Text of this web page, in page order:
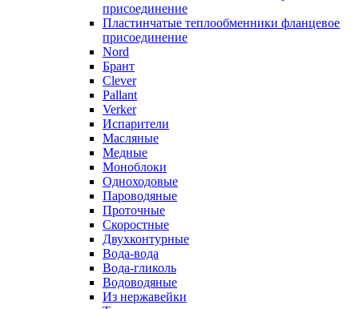
присоединение
Пластинчатые теплообменники фланцевое
присоединение
Nord
Брант
Clever
Pallant
Verker
Испарители
Масляные
Медные
Моноблоки
Одноходовые
Пароводяные
Проточные
Скоростные
Двухконтурные
Вода-вода
Вода-гликоль
Водоводяные
Из нержавейки